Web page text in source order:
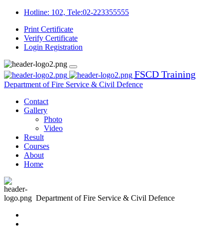
Hotline: 102, Tele:02-223355555
Print Certificate
Verify Certificate
Login Registration
FSCD Training
Department of Fire Service & Civil Defence
Contact
Gallery
Photo
Video
Result
Courses
About
Home
Department of Fire Service & Civil Defence